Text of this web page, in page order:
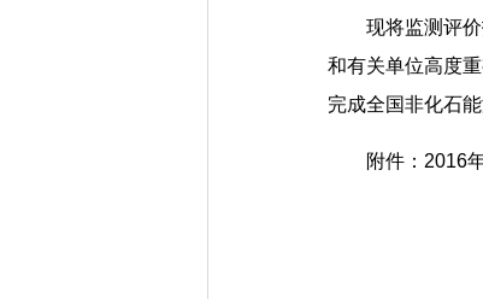
现将监测评价
和有关单位高度
完成全国非化石
附件：2016年